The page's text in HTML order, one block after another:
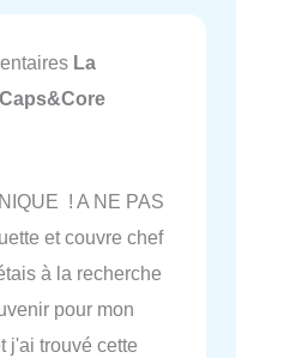
La
! A NE PAS
et couvre chef
à la recherche
pour mon
j'ai trouvé cette